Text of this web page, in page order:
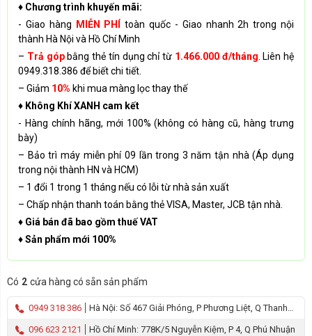
♦ Chương trình khuyến mãi:
- Giao hàng
MIỄN PHÍtoàn quốc - Giao nhanh 2h trong nội
thành Hà Nội và Hồ Chí Minh
– Trả gópbằng thẻ tín dụng chỉ từ 1.466.000 đ/tháng . Liên hệ
0949.318.386 để biết chi tiết.
– Giảm 10% khi mua màng lọc thay thế
♦ Không Khí XANH cam kết
- Hàng chính hãng, mới 100% (không có hàng cũ, hàng trưng
bày)
– Bảo trì máy miễn phí 09 lần trong 3 năm tận nhà (Áp dụng
trong nội thành HN và HCM)
– 1 đổi 1 trong 1 tháng nếu có lỗi từ nhà sản xuất
– Chấp nhận thanh toán bằng thẻ VISA, Master, JCB tận nhà.
♦ Giá bán đã bao gồm thuế VAT
♦ Sản phẩm mới 100%
Có 2 cửa hàng có sẵn sản phẩm
0949 318 386
Hà Nội: Số 467 Giải Phóng, P Phương Liệt, Q Thanh
Xuân
096 623 2121 Hồ Chí Minh: 778K/5 Nguyễn Kiệm, P 4, Q Phú Nhuận